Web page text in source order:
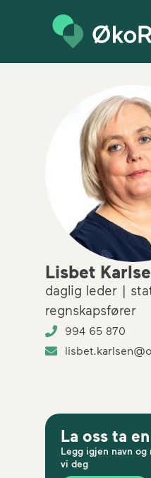
Lisbet
daglig leder |
regnskapsfører
994 65 870
La oss ta
Legg igjen navn og
vi deg